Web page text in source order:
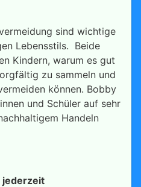
sind wichtige
Lebensstils. Beide
Kindern, warum es gut
zu sammeln und
können. Bobby
und Schüler auf sehr
Handeln
jederzeit